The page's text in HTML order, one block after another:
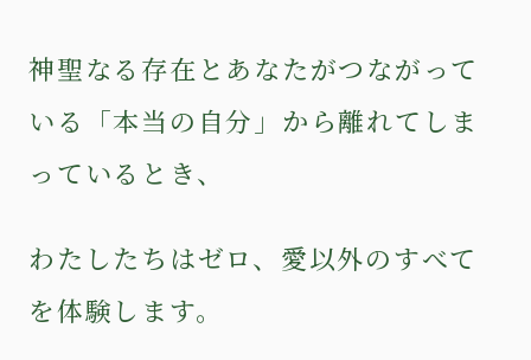
神聖なる存在とあなたがつながって
いる「本当の自分」から離れてしま
っているとき、
わたしたちはゼロ、愛以外のすべて
を体験します。